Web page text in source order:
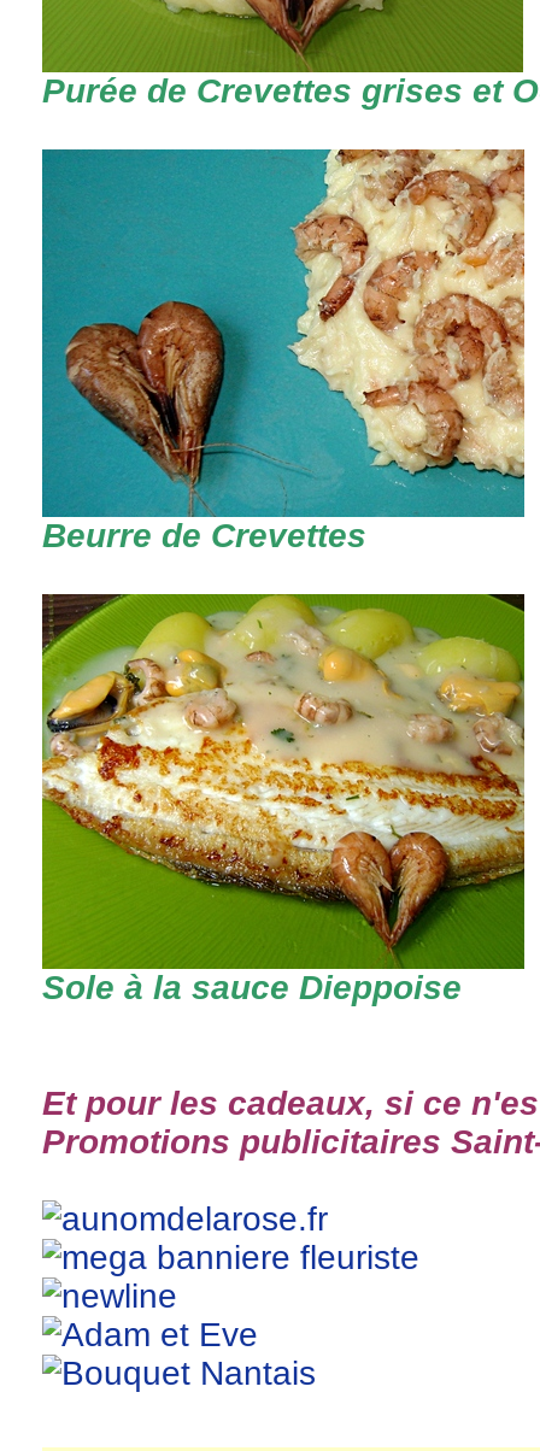
Purée de Crevettes grises et
Beurre de Crevettes
Sole à la sauce Dieppoise
Et pour les cadeaux, si ce
Promotions publicitaires